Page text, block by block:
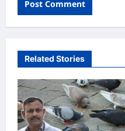
Related Stories